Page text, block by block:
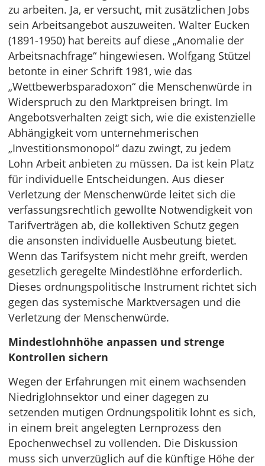
zu arbeiten. Ja, er versucht, mit zusätzlichen Jobs
sein Arbeitsangebot auszuweiten. Walter Eucken
(1891-1950) hat bereits auf diese „Anomalie der
Arbeitsnachfrage“ hingewiesen. Wolfgang Stützel
betonte in einer Schrift 1981, wie das
„Wettbewerbsparadoxon“ die Menschenwürde in
Widerspruch zu den Marktpreisen bringt. Im
Angebotsverhalten zeigt sich, wie die existenzielle
Abhängigkeit vom unternehmerischen
„Investitionsmonopol“ dazu zwingt, zu jedem
Lohn Arbeit anbieten zu müssen. Da ist kein Platz
für individuelle Entscheidungen. Aus dieser
Verletzung der Menschenwürde leitet sich die
verfassungsrechtlich gewollte Notwendigkeit von
Tarifverträgen ab, die kollektiven Schutz gegen
die ansonsten individuelle Ausbeutung bietet.
Wenn das Tarifsystem nicht mehr greift, werden
gesetzlich geregelte Mindestlöhne erforderlich.
Dieses ordnungspolitische Instrument richtet sich
gegen das systemische Marktversagen und die
Verletzung der Menschenwürde.
Mindestlohnhöhe anpassen und strenge
Kontrollen sichern
Wegen der Erfahrungen mit einem wachsenden
Niedriglohnsektor und einer dagegen zu
setzenden mutigen Ordnungspolitik lohnt es sich,
in einem breit angelegten Lernprozess den
Epochenwechsel zu vollenden. Die Diskussion
muss sich unverzüglich auf die künftige Höhe der